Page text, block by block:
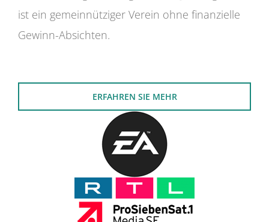
ist ein gemeinnütziger Verein ohne finanzielle
Gewinn-Absichten.
ERFAHREN SIE MEHR